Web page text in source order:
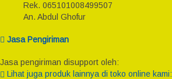
Rek. 065101008499507
An. Abdul Ghofur
Jasa Pengiriman
Jasa pengiriman disupport oleh:
Lihat juga produk lainnya di toko online kami: